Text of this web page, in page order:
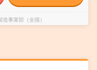
事業部（全国）